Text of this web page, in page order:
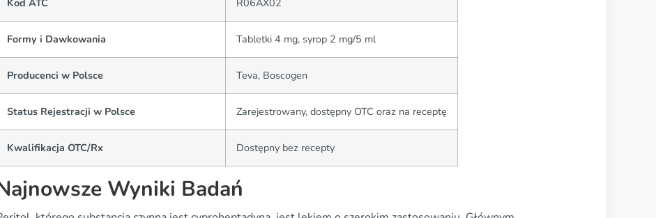
Kod ATC R06AX02
Formy i Dawkowania Tabletki 4 mg, syrop 2 mg/5 ml
Producenci w Polsce Teva, Boscogen
Status Rejestracji w Polsce Zarejestrowany, dostępny OTC oraz na receptę
Kwalifikacja OTC/Rx Dostępny bez recepty
Wyniki Badań